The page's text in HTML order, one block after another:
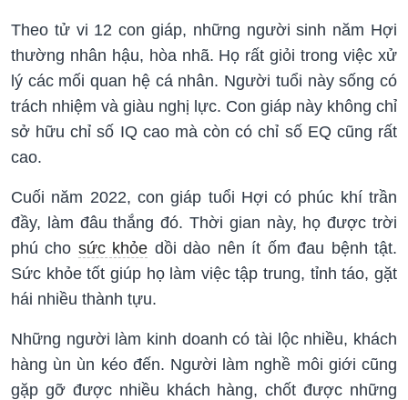
Theo tử vi 12 con giáp, những người sinh năm Hợi
thường nhân hậu, hòa nhã. Họ rất giỏi trong việc xử
lý các mối quan hệ cá nhân. Người tuổi này sống có
trách nhiệm và giàu nghị lực. Con giáp này không chỉ
sở hữu chỉ số IQ cao mà còn có chỉ số EQ cũng rất
cao.
Cuối năm 2022, con giáp tuổi Hợi có phúc khí trần
đầy, làm đâu thắng đó. Thời gian này, họ được trời
phú cho sức khỏe dồi dào nên ít ốm đau bệnh tật.
Sức khỏe tốt giúp họ làm việc tập trung, tỉnh táo, gặt
hái nhiều thành tựu.
Những người làm kinh doanh có tài lộc nhiều, khách
hàng ùn ùn kéo đến. Người làm nghề môi giới cũng
gặp gỡ được nhiều khách hàng, chốt được những